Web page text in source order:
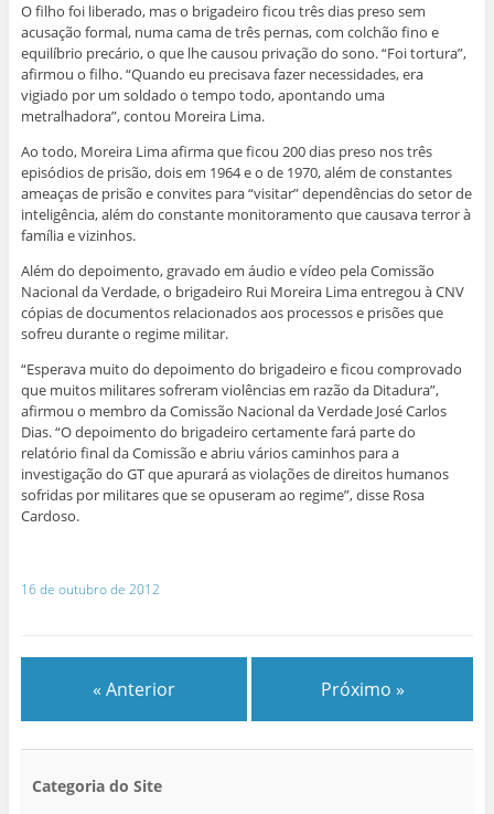
O filho foi liberado, mas o brigadeiro ficou três dias preso sem
acusação formal, numa cama de três pernas, com colchão fino e
equilíbrio precário, o que lhe causou privação do sono. “Foi tortura”,
afirmou o filho. “Quando eu precisava fazer necessidades, era
vigiado por um soldado o tempo todo, apontando uma
metralhadora”, contou Moreira Lima.
Ao todo, Moreira Lima afirma que ficou 200 dias preso nos três
episódios de prisão, dois em 1964 e o de 1970, além de constantes
ameaças de prisão e convites para “visitar” dependências do setor de
inteligência, além do constante monitoramento que causava terror à
família e vizinhos.
Além do depoimento, gravado em áudio e vídeo pela Comissão
Nacional da Verdade, o brigadeiro Rui Moreira Lima entregou à CNV
cópias de documentos relacionados aos processos e prisões que
sofreu durante o regime militar.
“Esperava muito do depoimento do brigadeiro e ficou comprovado
que muitos militares sofreram violências em razão da Ditadura”,
afirmou o membro da Comissão Nacional da Verdade José Carlos
Dias. “O depoimento do brigadeiro certamente fará parte do
relatório final da Comissão e abriu vários caminhos para a
investigação do GT que apurará as violações de direitos humanos
sofridas por militares que se opuseram ao regime”, disse Rosa
Cardoso.
16 de outubro de 2012
« Anterior Próximo »
Categoria do Site